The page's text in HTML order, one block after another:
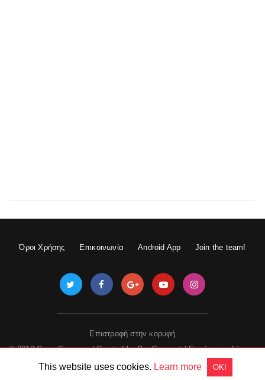
Όροι Χρήσης Επικοινωνία Android App Join the team!
Επιστροφή στην κορυφή
© 2018 GameSpace.gr | Created byDevGuru.net|Εμφάνιση πλήρους
This website uses cookies. Learn more OK!